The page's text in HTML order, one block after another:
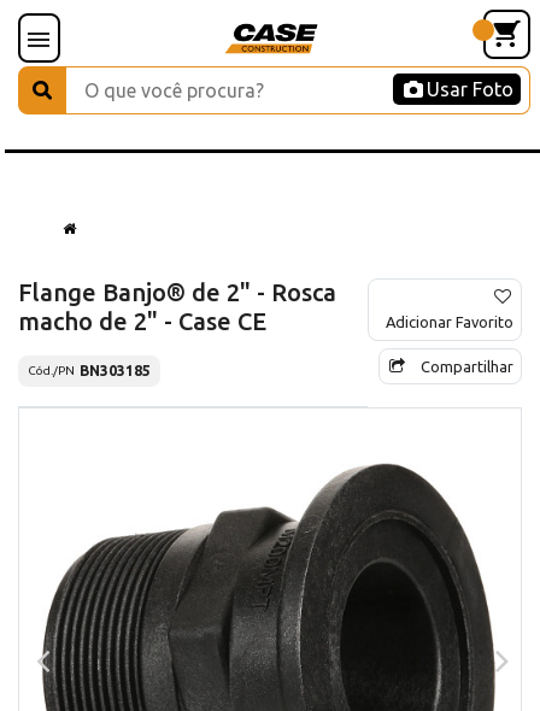
Usar Foto
Flange Banjo® de 2" - Rosca
macho de 2" - Case CE
Cód./PN BN303185
Adicionar Favorito
Compartilhar